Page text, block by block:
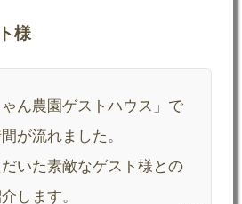
様
ん農園ゲストハウス」で
が流れました。
いた素敵なゲスト様との
します。